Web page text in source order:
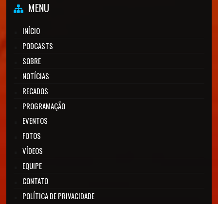
MENU
INÍCIO
PODCASTS
SOBRE
NOTÍCIAS
RECADOS
PROGRAMAÇÃO
EVENTOS
FOTOS
VÍDEOS
EQUIPE
CONTATO
POLÍTICA DE PRIVACIDADE